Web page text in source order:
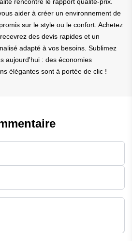
aider à créer un environnement de
sur le style ou le confort. Achetez
des devis rapides et un
adapté à vos besoins. Sublimez
aujourd'hui : des économies
élégantes sont à portée de clic !